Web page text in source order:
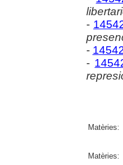
-
-
-
Matèries:
Matèries: